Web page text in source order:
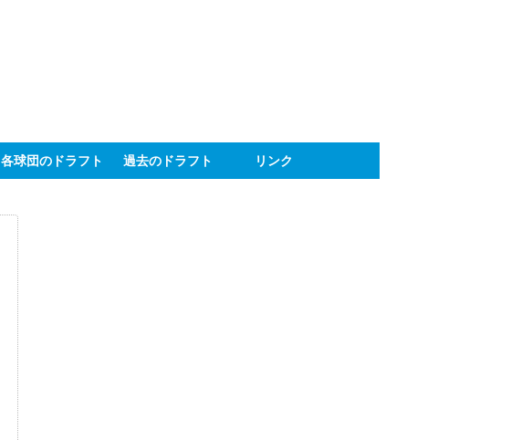
各球団のドラフト 過去のドラフト リンク